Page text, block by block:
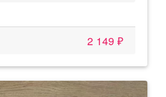
2 149 ₽